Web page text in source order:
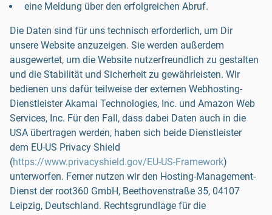
eine Meldung über den erfolgreichen Abruf.
Die Daten sind für uns technisch erforderlich, um Dir
unsere Website anzuzeigen. Sie werden außerdem
ausgewertet, um die Website nutzerfreundlich zu gestalten
und die Stabilität und Sicherheit zu gewährleisten. Wir
bedienen uns dafür teilweise der externen Webhosting-
Dienstleister Akamai Technologies, Inc. und Amazon Web
Services, Inc. Für den Fall, dass dabei Daten auch in die
USA übertragen werden, haben sich beide Dienstleister
dem EU-US Privacy Shield
(https://www.privacyshield.gov/EU-US-Framework)
unterworfen. Ferner nutzen wir den Hosting-Management-
Dienst der root360 GmbH, Beethovenstraße 35, 04107
Leipzig, Deutschland. Rechtsgrundlage für die